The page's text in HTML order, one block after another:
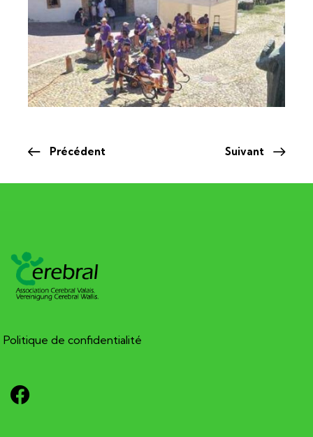
Précédent Suivant
Politique de confidentialité